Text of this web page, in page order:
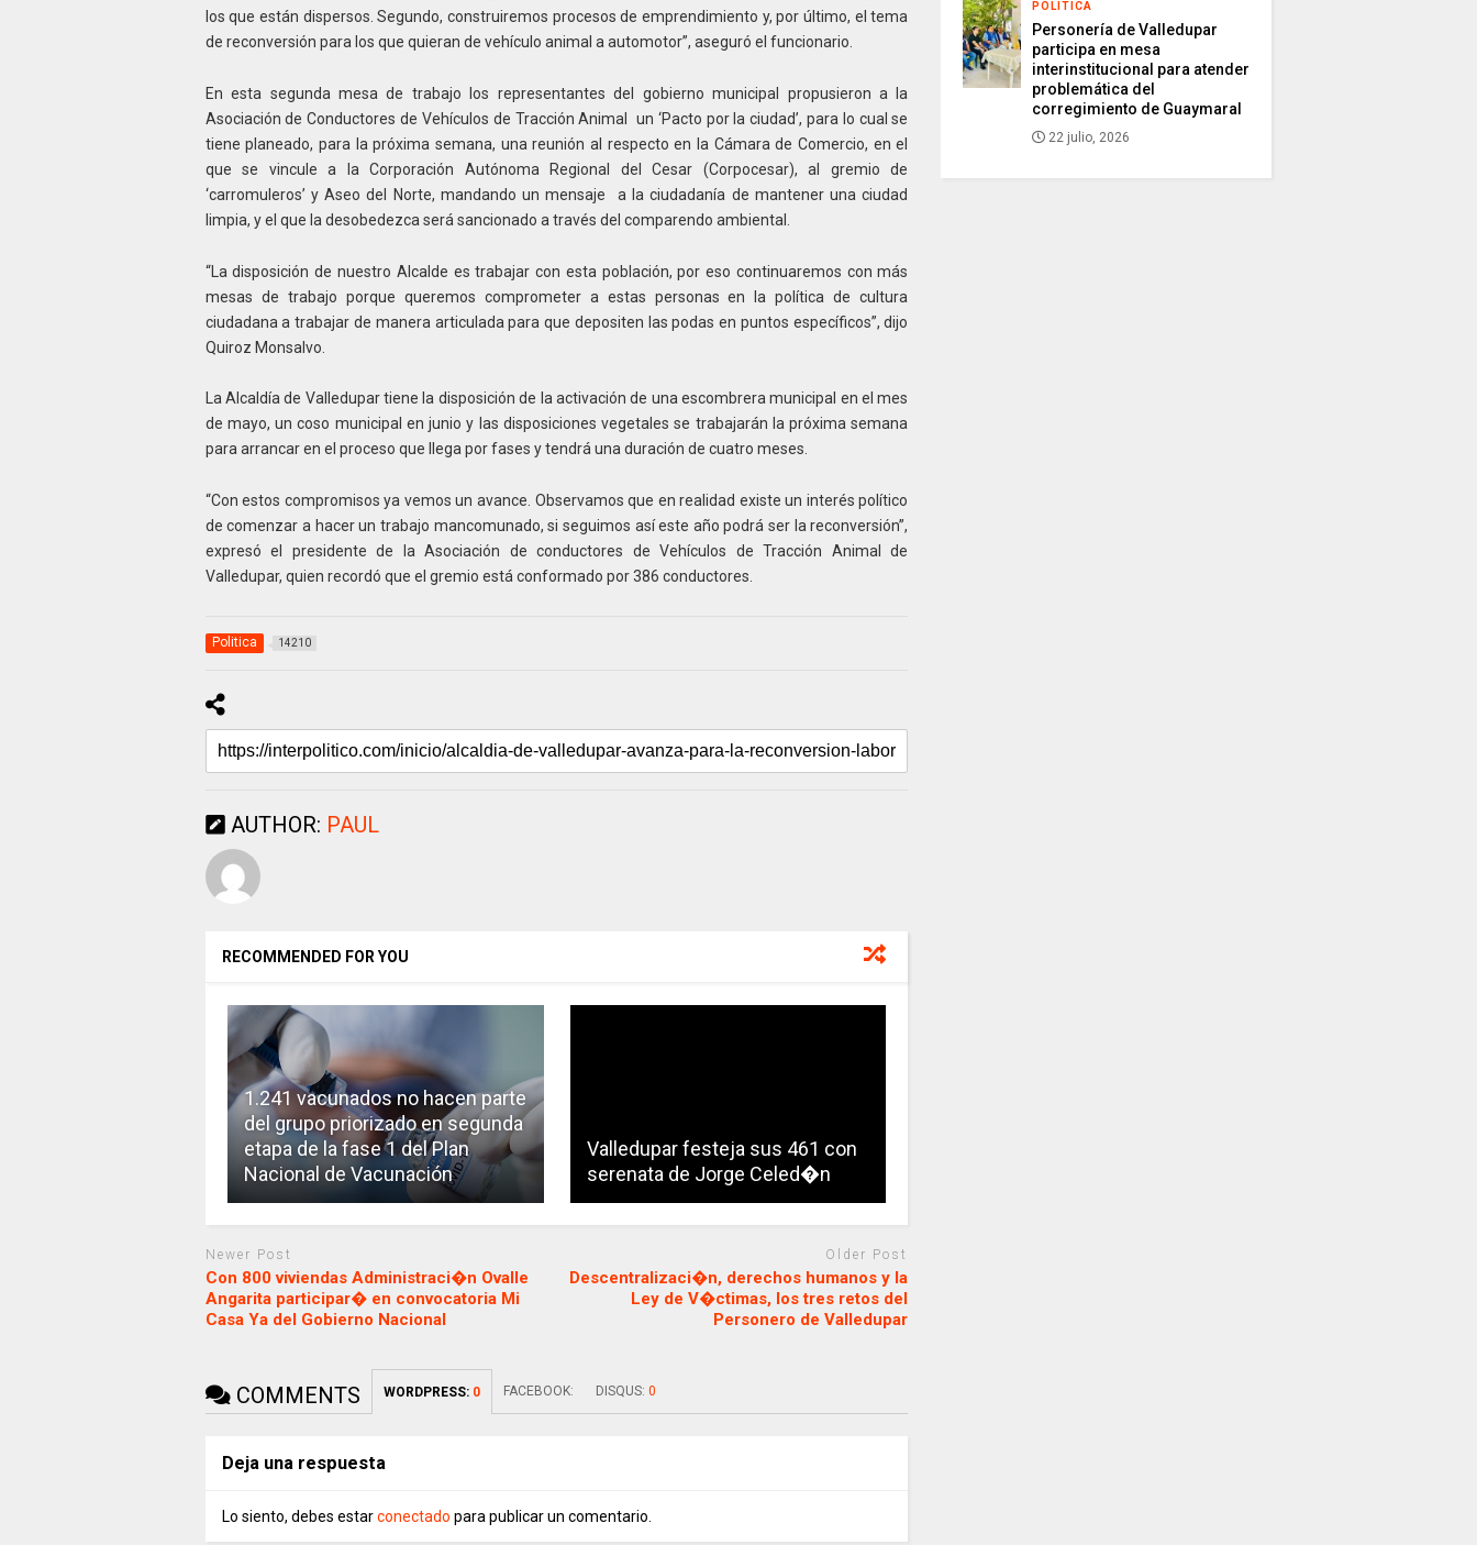
los que están dispersos. Segundo, construiremos procesos de emprendimiento y, por último, el tema
de reconversión para los que quieran de vehículo animal a automotor”, aseguró el funcionario.
En esta segunda mesa de trabajo los representantes del gobierno municipal propusieron a la
Asociación de Conductores de Vehículos de Tracción Animal un ‘Pacto por la ciudad’, para lo cual se
tiene planeado, para la próxima semana, una reunión al respecto en la Cámara de Comercio, en el
que se vincule a la Corporación Autónoma Regional del Cesar (Corpocesar), al gremio de
‘carromuleros’ y Aseo del Norte, mandando un mensaje a la ciudadanía de mantener una ciudad
limpia, y el que la desobedezca será sancionado a través del comparendo ambiental.
“La disposición de nuestro Alcalde es trabajar con esta población, por eso continuaremos con más
mesas de trabajo porque queremos comprometer a estas personas en la política de cultura
ciudadana a trabajar de manera articulada para que depositen las podas en puntos específicos”, dijo
Quiroz Monsalvo.
La Alcaldía de Valledupar tiene la disposición de la activación de una escombrera municipal en el mes
de mayo, un coso municipal en junio y las disposiciones vegetales se trabajarán la próxima semana
para arrancar en el proceso que llega por fases y tendrá una duración de cuatro meses.
“Con estos compromisos ya vemos un avance. Observamos que en realidad existe un interés político
de comenzar a hacer un trabajo mancomunado, si seguimos así este año podrá ser la reconversión”,
expresó el presidente de la Asociación de conductores de Vehículos de Tracción Animal de
Valledupar, quien recordó que el gremio está conformado por 386 conductores.
Politica 14210
AUTHOR: PAUL
RECOMMENDED FOR YOU
1.241 vacunados no hacen parte
del grupo priorizado en segunda
etapa de la fase 1 del Plan
Nacional de Vacunación
Valledupar festeja sus 461 con
serenata de Jorge Celed�n
Newer Post
Con 800 viviendas Administraci�n Ovalle
Angarita participar� en convocatoria Mi
Casa Ya del Gobierno Nacional
Older Post
Descentralizaci�n, derechos humanos y la
Ley de V�ctimas, los tres retos del
Personero de Valledupar
COMMENTS WORDPRESS: 0 FACEBOOK: DISQUS: 0
Deja una respuesta
Lo siento, debes estarconectado para publicar un comentario.
POLITICA
Personería de Valledupar
participa en mesa
interinstitucional para atender
problemática del
corregimiento de Guaymaral
22 julio, 2026